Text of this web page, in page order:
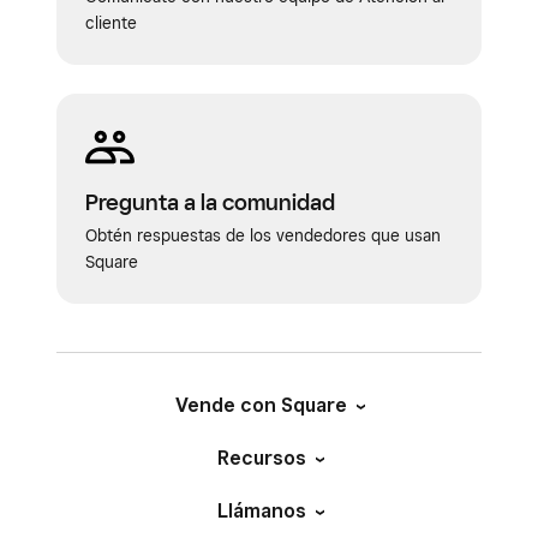
pulsa
cliente
Pregunta a la comunidad
Obtén respuestas de los vendedores que usan
Square
Vende con Square
Recursos
Llámanos